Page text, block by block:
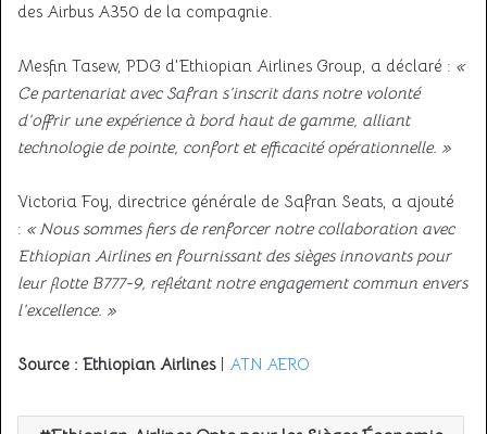
des Airbus A350 de la compagnie.
Mesfin Tasew, PDG d’Ethiopian Airlines Group, a déclaré : «
Ce partenariat avec Safran s’inscrit dans notre volonté
d’offrir une expérience à bord haut de gamme, alliant
technologie de pointe, confort et efficacité opérationnelle. »
Victoria Foy, directrice générale de Safran Seats, a ajouté
: « Nous sommes fiers de renforcer notre collaboration avec
Ethiopian Airlines en fournissant des sièges innovants pour
leur flotte B777-9, reflétant notre engagement commun envers
l’excellence. »
Source : Ethiopian Airlines| ATN AERO